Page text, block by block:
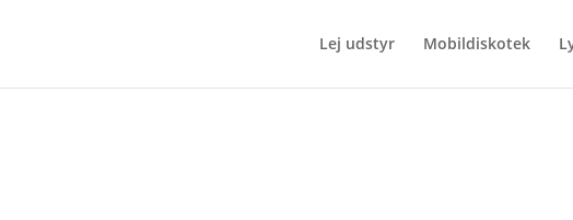
Lej udstyr Mobildiskotek